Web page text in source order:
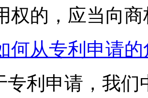
权的，应当向
何从专利申请
专利申请，我